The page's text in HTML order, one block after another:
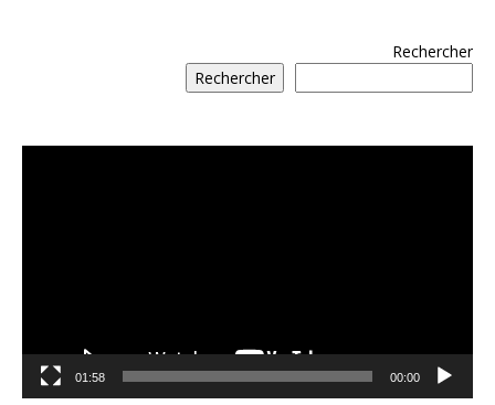
Rechercher
Rechercher
00:00
01:58